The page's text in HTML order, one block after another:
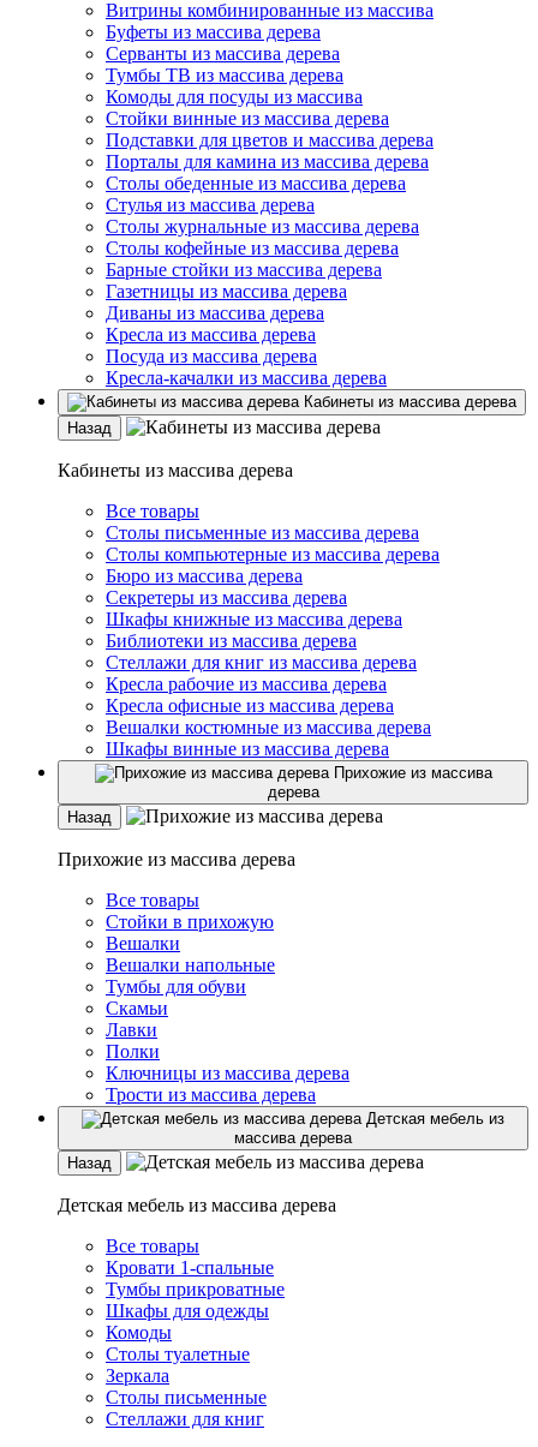
Витрины комбинированные из массива
Буфеты из массива дерева
Серванты из массива дерева
Тумбы ТВ из массива дерева
Комоды для посуды из массива
Стойки винные из массива дерева
Подставки для цветов и массива дерева
Порталы для камина из массива дерева
Столы обеденные из массива дерева
Стулья из массива дерева
Столы журнальные из массива дерева
Столы кофейные из массива дерева
Барные стойки из массива дерева
Газетницы из массива дерева
Диваны из массива дерева
Кресла из массива дерева
Посуда из массива дерева
Кресла-качалки из массива дерева
Кабинеты из массива дерева
Назад
Кабинеты из массива дерева
Все товары
Столы письменные из массива дерева
Столы компьютерные из массива дерева
Бюро из массива дерева
Секретеры из массива дерева
Шкафы книжные из массива дерева
Библиотеки из массива дерева
Стеллажи для книг из массива дерева
Кресла рабочие из массива дерева
Кресла офисные из массива дерева
Вешалки костюмные из массива дерева
Шкафы винные из массива дерева
Прихожие из массива
дерева
Назад
Прихожие из массива дерева
Все товары
Стойки в прихожую
Вешалки
Вешалки напольные
Тумбы для обуви
Скамьи
Лавки
Полки
Ключницы из массива дерева
Трости из массива дерева
Детская мебель из
массива дерева
Назад
Детская мебель из массива дерева
Все товары
Кровати 1-спальные
Тумбы прикроватные
Шкафы для одежды
Комоды
Столы туалетные
Зеркала
Столы письменные
Стеллажи для книг